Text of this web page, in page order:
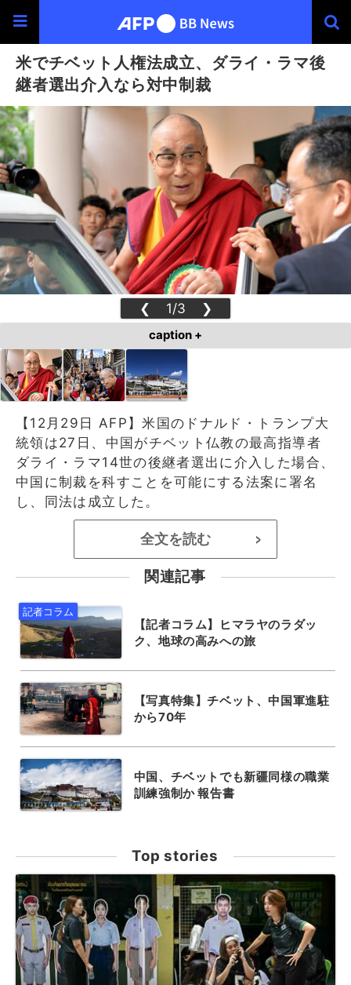
米でチベット人権法成立、ダライ・ラマ後
継者選出介入なら対中制裁
❮ 1/3 ❯
caption +
【12月29日 AFP】米国のドナルド・トランプ大
統領は27日、中国がチベット仏教の最高指導者
ダライ・ラマ14世の後継者選出に介入した場合、
中国に制裁を科すことを可能にする法案に署名
し、同法は成立した。
全文を読む >
関連記事
【記者コラム】ヒマラヤのラダッ
ク、地球の高みへの旅
【写真特集】チベット、中国軍進駐
から70年
中国、チベットでも新疆同様の職業
訓練強制か 報告書
Top stories